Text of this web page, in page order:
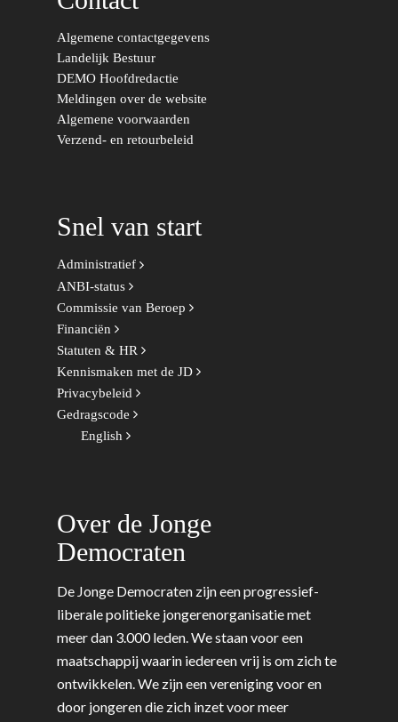
Algemene contactgegevens
Landelijk Bestuur
DEMO Hoofdredactie
Meldingen over de website
Algemene voorwaarden
Verzend- en retourbeleid
Snel van start
Administratief
ANBI-status
Commissie van Beroep
Financiën
Statuten & HR
Kennismaken met de JD
Privacybeleid
Gedragscode
English
Over de Jonge
Democraten
De Jonge Democraten zijn een progressief-
liberale politieke jongerenorganisatie met
meer dan 3.000 leden. We staan voor een
maatschappij waarin iedereen vrij is om zich te
ontwikkelen. We zijn een vereniging voor en
door jongeren die zich inzet voor meer